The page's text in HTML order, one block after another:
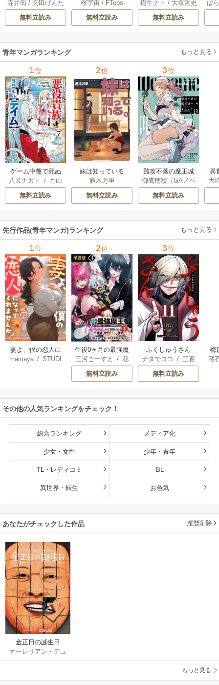
解決事件について 1
1巻
寺井衒/ 玄田げんた
無料立読み
らを地獄に送るま
で 22巻
桜宇宙 / FTops
無料立読み
る 6巻
樹生ナト / 大塩哲史
無料立読み
ぱ
青年マンガランキング もっと見る
1位
ゲーム中盤で死ぬ
悪役貴族に転生し
たので、外れスキ
ル【テイム】を駆
してみた
八又ナガト / 月山
可也
無料立読み
2位
妹は知っている
雁木万里
無料立読み
3位
難攻不落の魔王城
へようこそ～デバ
フは不要と勇者パ
ーティーを追い出
魔王軍の最高幹部
に迎えられる～
御鷹穂積（GAノベ
ル／SBクリエイテ
ィブ刊）/蚕堂j1
六/ユウヒ
無料立読み
異
は
大
先行作品(青年マンガ)ランキング もっと見る
1位
妻よ、僕の恋人に
なってくれません
mamaya /STUDI
2位
生後0ヶ月の最強魔
王 食べるだけ強
くなるチート能力
持ち転生者だけど
雄たちの母乳で成
長して無双します
三河ごーすと /花
房雪 / マップ
無料立読み
3位
ふくしゅうさん
ナタでココ / 三蒼
チームふくし
ゅうさん
無料立読み
梅
蔵
その他の人気ランキングをチェック！
総合ランキング メディア化
少女・女性 少年・青年
TL・レディコミ BL
異世界・転生 お色気
あなたがチェックした作品 履歴削除
金正日の誕生日
オーレリアン・デュ
クードレ/メラニ
人
もっと見る